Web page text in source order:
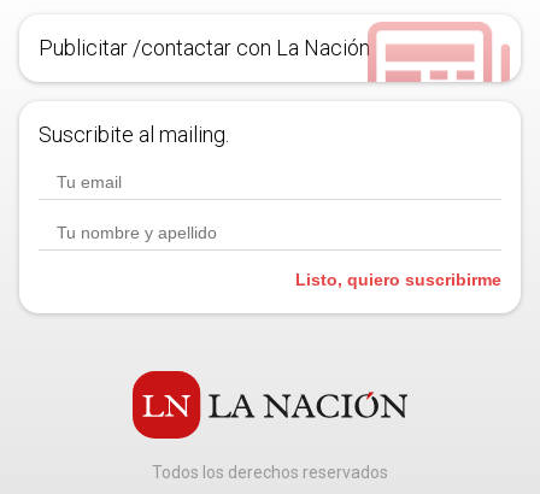
Publicitar /contactar con La Nación
Suscribite al mailing.
Listo, quiero suscribirme
Todos los derechos reservados